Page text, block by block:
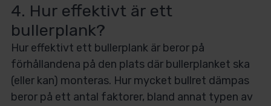
4. Hur effektivt är ett
bullerplank?
Hur effektivt ett bullerplank är beror på
förhållandena på den plats där bullerplanket ska
(eller kan) monteras. Hur mycket bullret dämpas
beror på ett antal faktorer, bland annat typen av